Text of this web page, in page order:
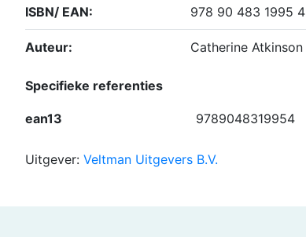
ISBN/ EAN: 978 90 483 1995 4
Auteur: Catherine Atkinson
Specifieke referenties
ean13 9789048319954
Uitgever: Veltman Uitgevers B.V.